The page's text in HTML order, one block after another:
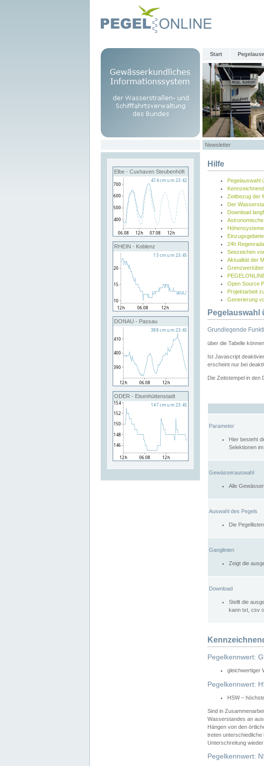
Start
Newsletter
Elbe - Cuxhaven Steubenhöft
RHEIN - Koblenz
DONAU - Passau
ODER - Eisenhüttenstadt
Hilfe
Pegelauswahl
Zeitbezug der
Der
Download
Höhensysteme
Einzugsgebiete
24h
Seezeichen
Aktualität der
Open Source
Projektarbeit
Generierung
Pegelauswahl
Grundlegende
über die Tabelle
Ist Javascript
erscheint nur bei
Die Zeitstempel in den
Parameter
Hier besteht
Selektionen
Gewässerauswahl
Alle
Auswahl des Pegels
Die
Ganglinien
Zeigt die
Download
Stellt die
kann txt, csv
Pegelkennwert:
gleichwertiger
Pegelkennwert:
HSW –
Sind in
Wasserstandes an
Hängen von den
treten unterschiedliche
Unterschreitung wieder
Pegelkennwert: